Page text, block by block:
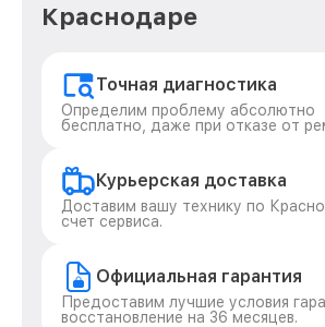
Краснодаре
Точная диагностика
Определим проблему абсолютно
бесплатно, даже при отказе от
Курьерская доставка
Доставим вашу технику по
счет сервиса.
Официальная гарантия
Предоставим лучшие условия
восстановление на 36 месяцев.